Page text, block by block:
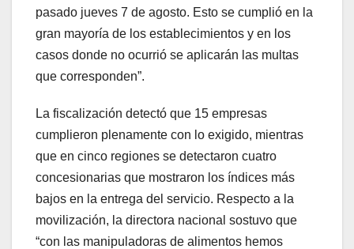
pasado jueves 7 de agosto. Esto se cumplió en la
gran mayoría de los establecimientos y en los
casos donde no ocurrió se aplicarán las multas
que corresponden”.
La fiscalización detectó que 15 empresas
cumplieron plenamente con lo exigido, mientras
que en cinco regiones se detectaron cuatro
concesionarias que mostraron los índices más
bajos en la entrega del servicio. Respecto a la
movilización, la directora nacional sostuvo que
“con las manipuladoras de alimentos hemos